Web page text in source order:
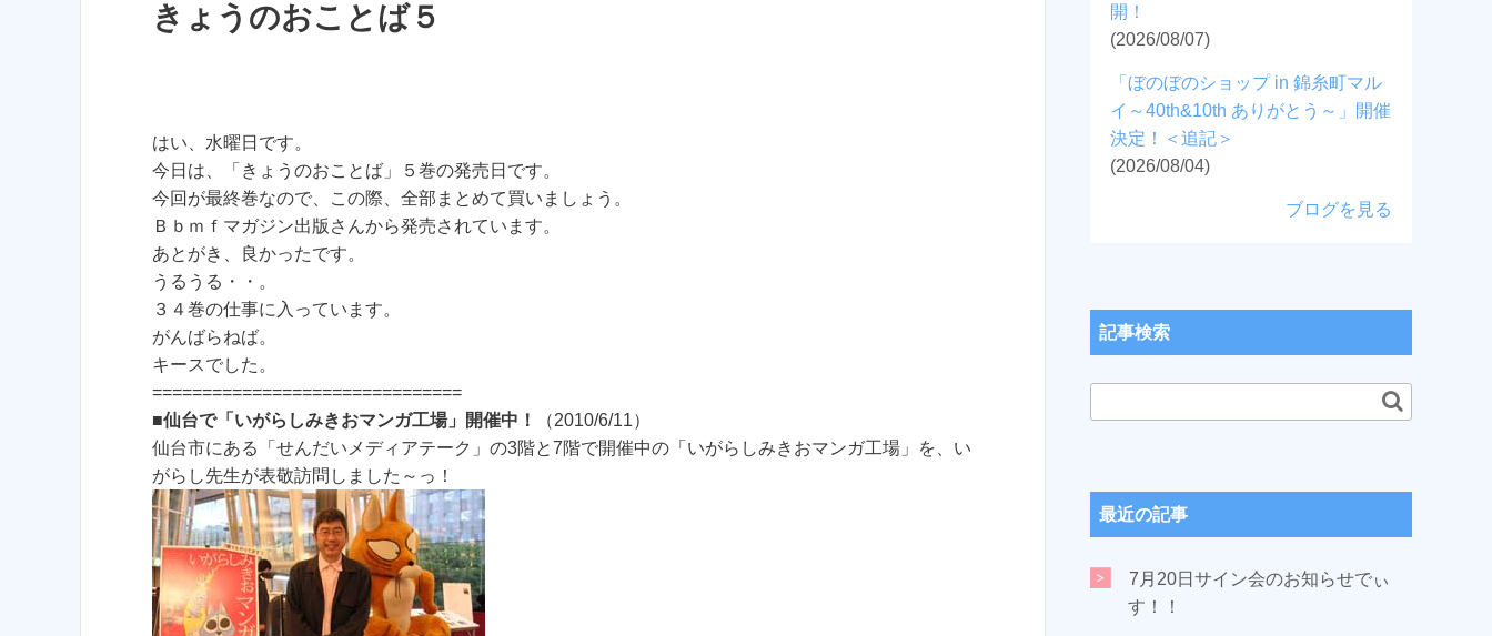
きょうのおことば５
はい、水曜日です。
今日は、「きょうのおことば」５巻の発売日です。
今回が最終巻なので、この際、全部まとめて買いましょう。
Ｂｂｍｆマガジン出版さんから発売されています。
あとがき、良かったです。
うるうる・・。
３４巻の仕事に入っています。
がんばらねば。
キースでした。
===============================
■仙台で「いがらしみきおマンガ工場」開催中！
（2010/6/11）
仙台市にある「せんだいメディアテーク」の3階と7階で開催中の「いがらしみきおマンガ工場」を、い
がらし先生が表敬訪問しました～っ！
開！
(2026/08/07)
「ぼのぼのショップ in 錦糸町マル
イ～40th&10th ありがとう～」開催
決定！＜追記＞
(2026/08/04)
ブログを見る
記事検索
最近の記事
7月20日サイン会のお知らせでぃ
す！！